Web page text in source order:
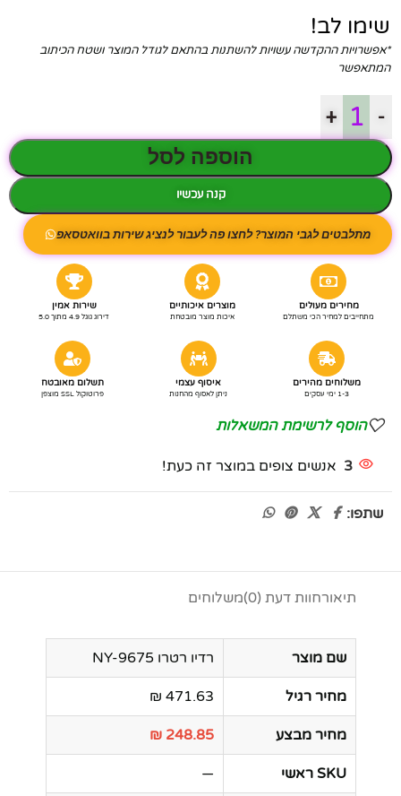
שימו לב!
*אפשרויות ההקדשה עשויות להשתנות בהתאם לגודל המוצר ושטח הכיתוב
המתאפשר
-
+
הוספה לסל
קנה עכשיו
מתלבטים לגבי המוצר? לחצו פה לעבור לנציג שירות בוואטסאפ
מחירים מעולים
מתחייבים למחיר הכי משתלם
מוצרים איכותיים
איכות מוצר מובטחת
שירות אמין
דירוג גוגל 4.9 מתוך 5.0
משלוחים מהירים
1-3 ימי עסקים
איסוף עצמי
ניתן לאסוף מהחנות
תשלום מאובטח
פרוטוקול SSL מוצפן
הוסף לרשימת המשאלות
3 אנשים צופים במוצר זה כעת!
שתפו:
תיאורחוות דעת (0) משלוחים
שם מוצר רדיו רטרו NY-9675
מחיר רגיל 471.63 ₪
מחיר מבצע 248.85 ₪
SKU ראשי —